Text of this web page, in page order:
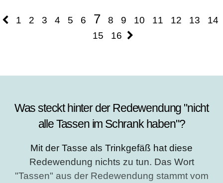
1 2 3 4 5 6 7 8 9 10 11 12 13
14
15
16
Was steckt hinter der Redewendung "nicht
alle Tassen im Schrank haben"?
Mit der Tasse als Trinkgefäß hat diese
Redewendung nichts zu tun. Das Wort
"Tassen" aus der Redewendung stammt vom